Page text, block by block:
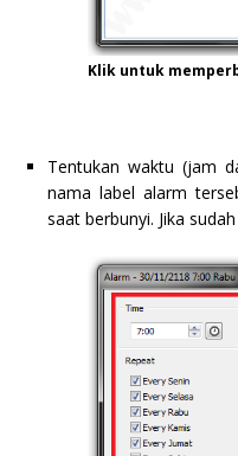
Klik untuk
Tentukan waktu (jam
nama label alarm
saat berbunyi. Jika